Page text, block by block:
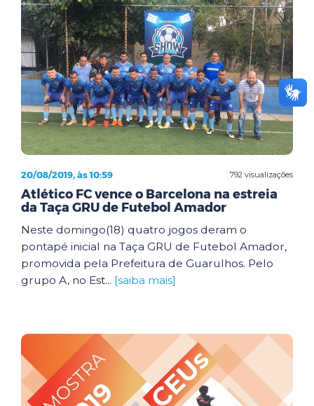
792 visualizações
20/08/2019, às 10:59
Atlético FC vence o Barcelona na estreia
da Taça GRU de Futebol Amador
Neste domingo(18) quatro jogos deram o
pontapé inicial na Taça GRU de Futebol Amador,
promovida pela Prefeitura de Guarulhos. Pelo
grupo A, no Est... [saiba mais]